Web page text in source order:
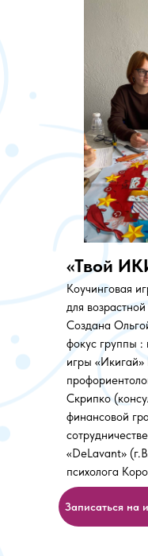
Коучинговая
для
Создана
фокус группы
игры
Скрипко
финансовой
«DeLavant»
психолога
Записаться на
«Твой